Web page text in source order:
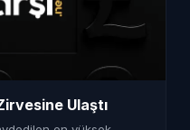
Ulaştı